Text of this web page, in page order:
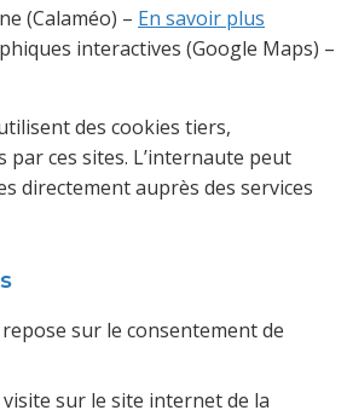
(Calaméo) – En savoir plus
interactives (Google Maps) –
des cookies tiers,
par ces sites. L’internaute peut
directement auprès des services
sur le consentement de
sur le site internet de la